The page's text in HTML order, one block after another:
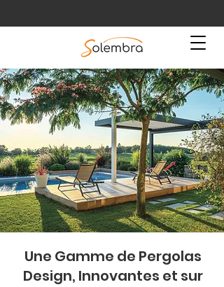
Une Gamme de Pergolas
Design, Innovantes et sur